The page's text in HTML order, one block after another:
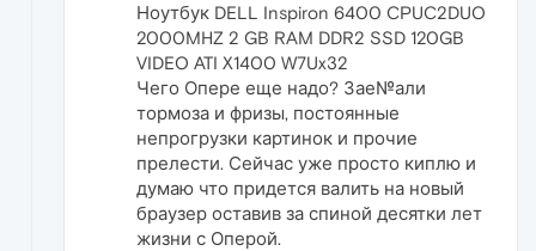
Ноутбук DELL Inspiron 6400 CPUC2DUO
2000MHZ 2 GB RAM DDR2 SSD 120GB
VIDEO ATI X1400 W7Ux32
Чего Опере еще надо? Зае№али
тормоза и фризы, постоянные
непрогрузки картинок и прочие
прелести. Сейчас уже просто киплю и
думаю что придется валить на новый
браузер оставив за спиной десятки лет
жизни с Оперой.